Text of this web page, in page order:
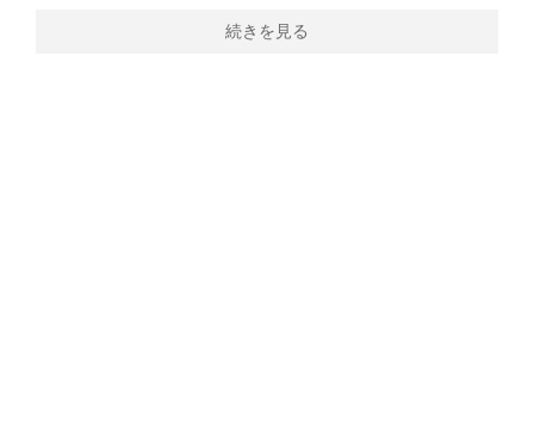
続きを見る